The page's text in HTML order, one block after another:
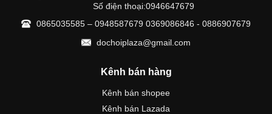
Số điện thoại:0946647679
0865035585 – 0948587679 0369086846 - 0886907679
dochoiplaza@gmail.com
Kênh bán hàng
Kênh bán shopee
Kênh bán Lazada